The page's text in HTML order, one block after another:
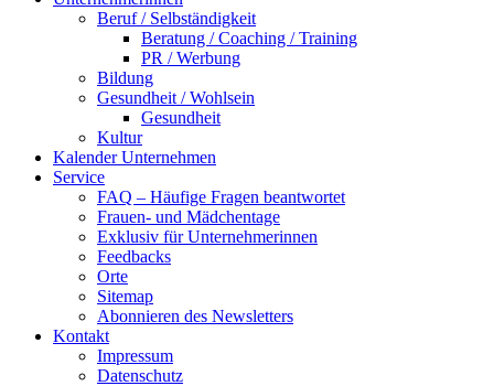
Beruf / Selbständigkeit
Beratung / Coaching / Training
PR / Werbung
Bildung
Gesundheit / Wohlsein
Gesundheit
Kultur
Kalender Unternehmen
Service
FAQ – Häufige Fragen beantwortet
Frauen- und Mädchentage
Exklusiv für Unternehmerinnen
Feedbacks
Orte
Sitemap
Abonnieren des Newsletters
Kontakt
Impressum
Datenschutz